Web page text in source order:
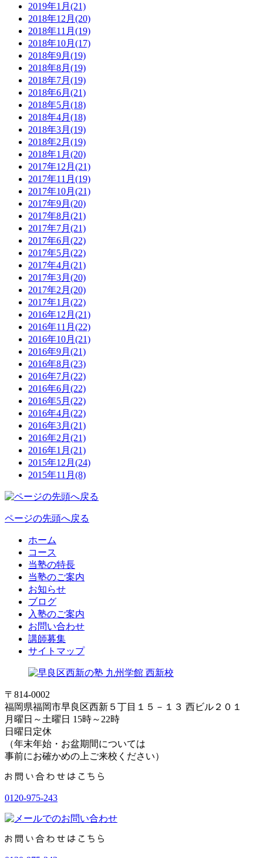
2019年1月(21)
2018年12月(20)
2018年11月(19)
2018年10月(17)
2018年9月(19)
2018年8月(19)
2018年7月(19)
2018年6月(21)
2018年5月(18)
2018年4月(18)
2018年3月(19)
2018年2月(19)
2018年1月(20)
2017年12月(21)
2017年11月(19)
2017年10月(21)
2017年9月(20)
2017年8月(21)
2017年7月(21)
2017年6月(22)
2017年5月(22)
2017年4月(21)
2017年3月(20)
2017年2月(20)
2017年1月(22)
2016年12月(21)
2016年11月(22)
2016年10月(21)
2016年9月(21)
2016年8月(23)
2016年7月(22)
2016年6月(22)
2016年5月(22)
2016年4月(22)
2016年3月(21)
2016年2月(21)
2016年1月(21)
2015年12月(24)
2015年11月(8)
ページの先頭へ戻る
ホーム
コース
当塾の特長
当塾のご案内
お知らせ
ブログ
入塾のご案内
お問い合わせ
講師募集
サイトマップ
〒814-0002
福岡県福岡市早良区西新５丁目１５－１３ 西ビル２０１
月曜日～土曜日 15時～22時
日曜日定休
（年末年始・お盆期間については
事前にお確かめの上ご来校ください）
0120-975-243